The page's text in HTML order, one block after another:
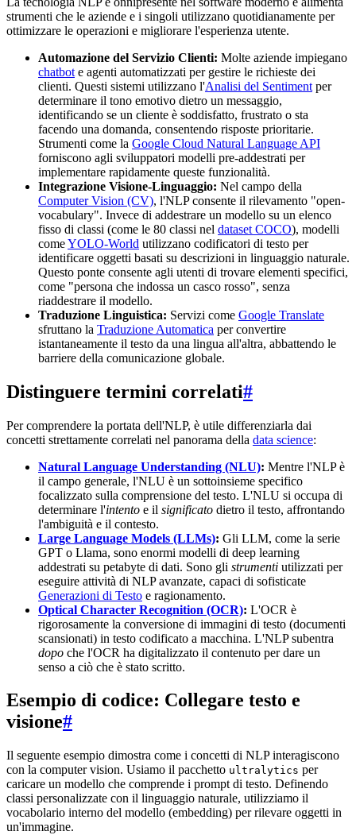
strumenti che le aziende e i singoli utilizzano quotidianamente per
ottimizzare le operazioni e migliorare l'esperienza utente.
Automazione del Servizio Clienti: Molte aziende impiegano
chatbot e agenti automatizzati per gestire le richieste dei
clienti. Questi sistemi utilizzano l'Analisi del Sentiment per
determinare il tono emotivo dietro un messaggio,
identificando se un cliente è soddisfatto, frustrato o sta
facendo una domanda, consentendo risposte prioritarie.
Strumenti come la Google Cloud Natural Language API
forniscono agli sviluppatori modelli pre-addestrati per
implementare rapidamente queste funzionalità.
Integrazione Visione-Linguaggio: Nel campo della
Computer Vision (CV), l'NLP consente il rilevamento "open-
vocabulary". Invece di addestrare un modello su un elenco
fisso di classi (come le 80 classi nel dataset COCO), modelli
comeYOLO-World utilizzano codificatori di testo per
identificare oggetti basati su descrizioni in linguaggio naturale.
Questo ponte consente agli utenti di trovare elementi specifici,
come "persona che indossa un casco rosso", senza
riaddestrare il modello.
Traduzione Linguistica: Servizi come Google Translate
sfruttano la Traduzione Automatica per convertire
istantaneamente il testo da una lingua all'altra, abbattendo le
barriere della comunicazione globale.
Distinguere termini correlati#
Per comprendere la portata dell'NLP, è utile differenziarla dai
concetti strettamente correlati nel panorama della data science:
Natural Language Understanding (NLU): Mentre l'NLP è
il campo generale, l'NLU è un sottoinsieme specifico
focalizzato sulla comprensione del testo. L'NLU si occupa di
determinare l'intento e il significato dietro il testo, affrontando
l'ambiguità e il contesto.
Large Language Models (LLMs): Gli LLM, come la serie
GPT o Llama, sono enormi modelli di deep learning
addestrati su petabyte di dati. Sono gli strumenti utilizzati per
eseguire attività di NLP avanzate, capaci di sofisticate
Generazioni di Testo e ragionamento.
Optical Character Recognition (OCR): L'OCR è
rigorosamente la conversione di immagini di testo (documenti
scansionati) in testo codificato a macchina. L'NLP subentra
dopo che l'OCR ha digitalizzato il contenuto per dare un
senso a ciò che è stato scritto.
Esempio di codice: Collegare testo e
visione#
Il seguente esempio dimostra come i concetti di NLP interagiscono
con la computer vision. Usiamo il pacchetto ultralytics per
caricare un modello che comprende i prompt di testo. Definendo
classi personalizzate con il linguaggio naturale, utilizziamo il
vocabolario interno del modello (embedding) per rilevare oggetti in
un'immagine.